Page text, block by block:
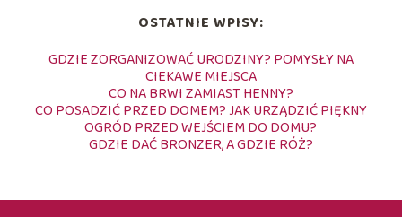
OSTATNIE WPISY:
GDZIE ZORGANIZOWAĆ URODZINY? POMYSŁY NA
CIEKAWE MIEJSCA
CO NA BRWI ZAMIAST HENNY?
CO POSADZIĆ PRZED DOMEM? JAK URZĄDZIĆ PIĘKNY
OGRÓD PRZED WEJŚCIEM DO DOMU?
GDZIE DAĆ BRONZER, A GDZIE RÓŻ?